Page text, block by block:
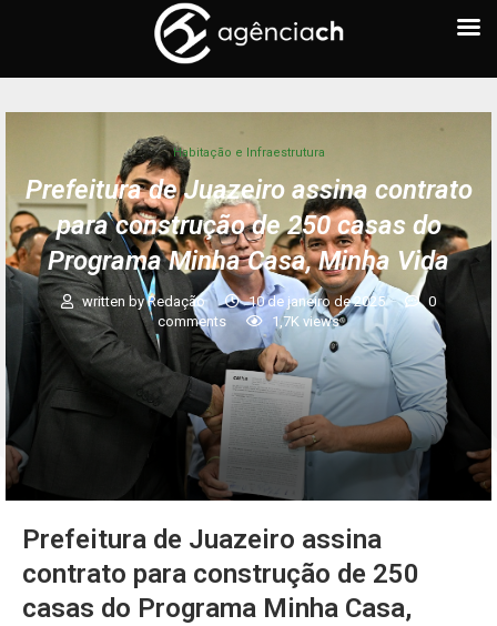
Habitação e Infraestrutura
Prefeitura de Juazeiro assina contrato
para construção de 250 casas do
Programa Minha Casa, Minha Vida
written byRedação 10 de janeiro de 2025
0
comments
1,7K views
Prefeitura de Juazeiro assina
contrato para construção de 250
casas do Programa Minha Casa,